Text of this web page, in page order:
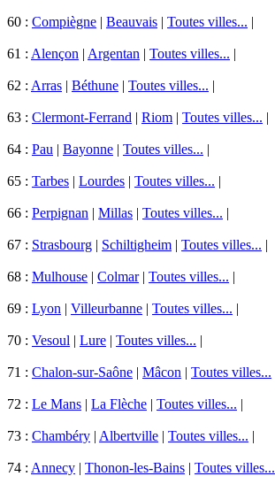
60 : Compiègne | Beauvais | Toutes villes... |
61 : Alençon | Argentan | Toutes villes... |
62 : Arras | Béthune | Toutes villes... |
63 : Clermont-Ferrand | Riom | Toutes villes... |
64 : Pau | Bayonne | Toutes villes... |
65 : Tarbes | Lourdes | Toutes villes... |
66 : Perpignan | Millas | Toutes villes... |
67 : Strasbourg | Schiltigheim | Toutes villes... |
68 : Mulhouse | Colmar| Toutes villes... |
69 : Lyon | Villeurbanne | Toutes villes... |
70 : Vesoul | Lure | Toutes villes... |
71 : Chalon-sur-Saône | Mâcon | Toutes villes...
72 : Le Mans | La Flèche | Toutes villes... |
73 : Chambéry | Albertville | Toutes villes... |
74 : Annecy | Thonon-les-Bains | Toutes villes...